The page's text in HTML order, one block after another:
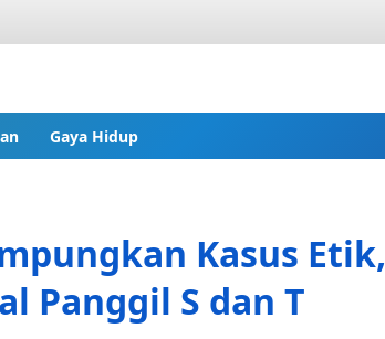
Gaya Hidup
Kasus Etik,
Panggil S dan T